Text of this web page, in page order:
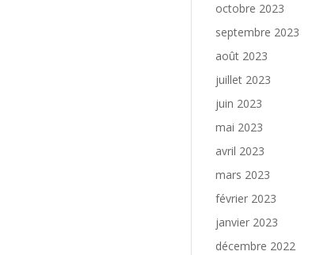
octobre 2023
septembre 2023
août 2023
juillet 2023
juin 2023
mai 2023
avril 2023
mars 2023
février 2023
janvier 2023
décembre 2022